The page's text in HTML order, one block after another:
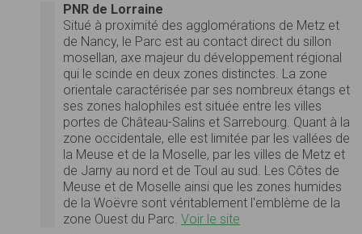
PNR de Lorraine
Situé à proximité des agglomérations de Metz et
de Nancy, le Parc est au contact direct du sillon
mosellan, axe majeur du développement régional
qui le scinde en deux zones distinctes. La zone
orientale caractérisée par ses nombreux étangs et
ses zones halophiles est située entre les villes
portes de Château-Salins et Sarrebourg. Quant à la
zone occidentale, elle est limitée par les vallées de
la Meuse et de la Moselle, par les villes de Metz et
de Jarny au nord et de Toul au sud. Les Côtes de
Meuse et de Moselle ainsi que les zones humides
de la Woëvre sont véritablement l'emblème de la
zone Ouest du Parc. Voir le site